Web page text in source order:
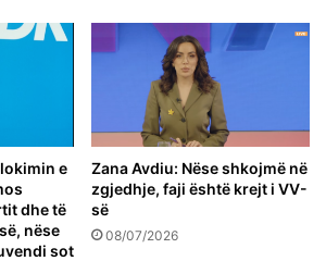
e
dhe të
nëse
sot
Zana Avdiu: Nëse shkojmë në
zgjedhje, faji është krejt i VV-
së
08/07/2026